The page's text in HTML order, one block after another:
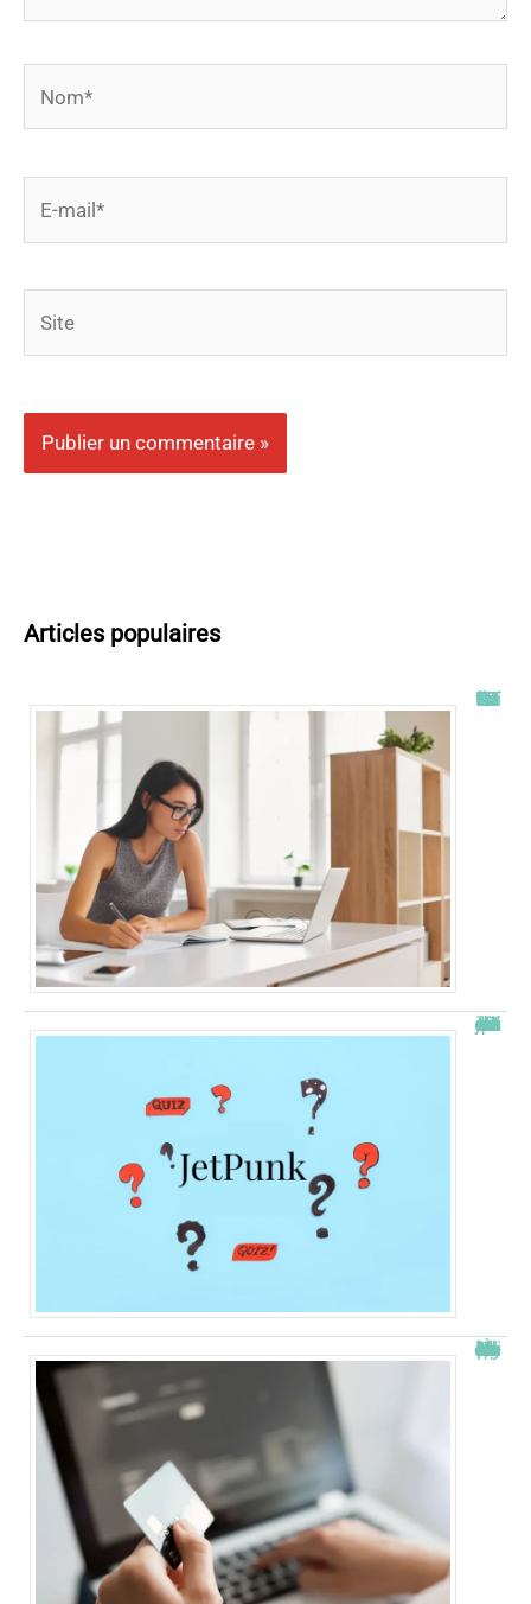
Articles populaires
Tout savoir sur l’ENT UT2J
JetPunk : le meilleur site de quiz et de jeux !
À quelle heure les virements bancaires passent Crédit Agricole ?